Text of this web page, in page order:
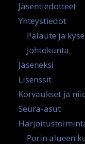
Jäsentiedotteet
Yhteystiedot
Palaute ja
Johtokunta
Jäseneksi
Lisenssit
Korvaukset ja
Seura-asut
Porin alueen